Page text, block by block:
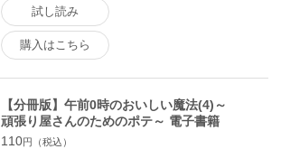
試し読み
購入はこちら
【分冊版】午前0時のおいしい魔法(4)～
頑張り屋さんのためのポテ～ 電子書籍
版
110円（税込）